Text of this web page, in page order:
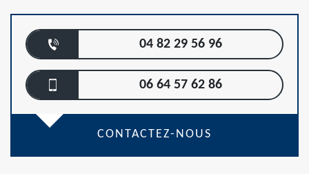
04 82 29 56 96
06 64 57 62 86
CONTACTEZ-NOUS